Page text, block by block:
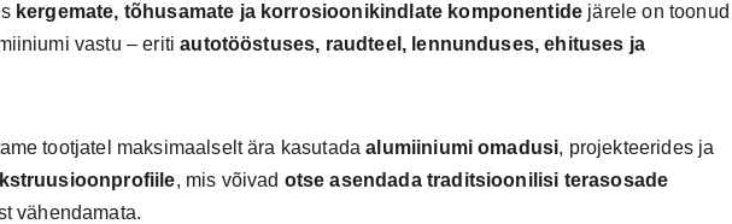
kergemate, tõhusamate ja korrosioonikindlate komponentide järele on toonud
vastu – eriti autotööstuses, raudteel, lennunduses, ehituses ja
tootjatel maksimaalselt ära kasutada alumiiniumi omadusi, projekteerides ja
, mis võivad otse asendada traditsioonilisi terasosade
vähendamata.